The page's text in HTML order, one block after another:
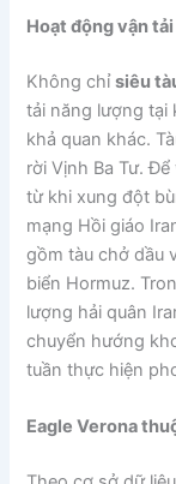
Hoạt động vận
Không chỉsiêu
tải năng lượng tại
khả quan khác.
rời Vịnh Ba Tư.
từ khi xung đột
mạng Hồi giáo
gồm tàu chở dầu
biển Hormuz.
lượng hải quân
chuyển hướng
tuần thực hiện
Eagle Verona